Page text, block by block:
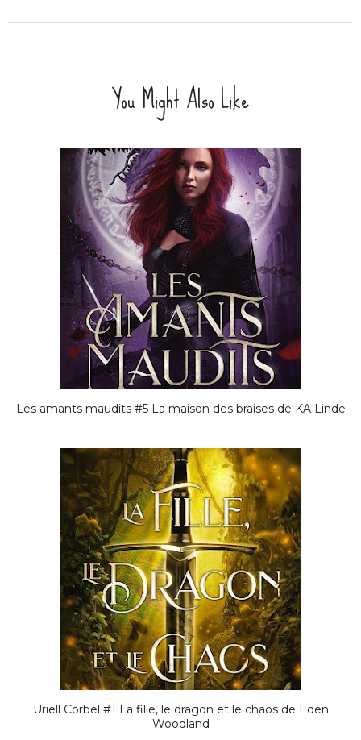
You Might Also Like
Les amants maudits #5 La maison des braises de KA Linde
Uriell Corbel #1 La fille, le dragon et le chaos de Eden
Woodland